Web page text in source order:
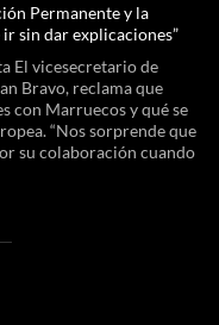
Permanente y la
ir sin dar explicaciones”
El vicesecretario de
Bravo, reclama que
con Marruecos y qué se
“Nos sorprende que
su colaboración cuando